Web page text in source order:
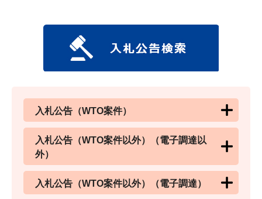
入札公告（WTO案件）
入札公告（WTO案件以外）（電子調達以
外）
入札公告（WTO案件以外）（電子調達）